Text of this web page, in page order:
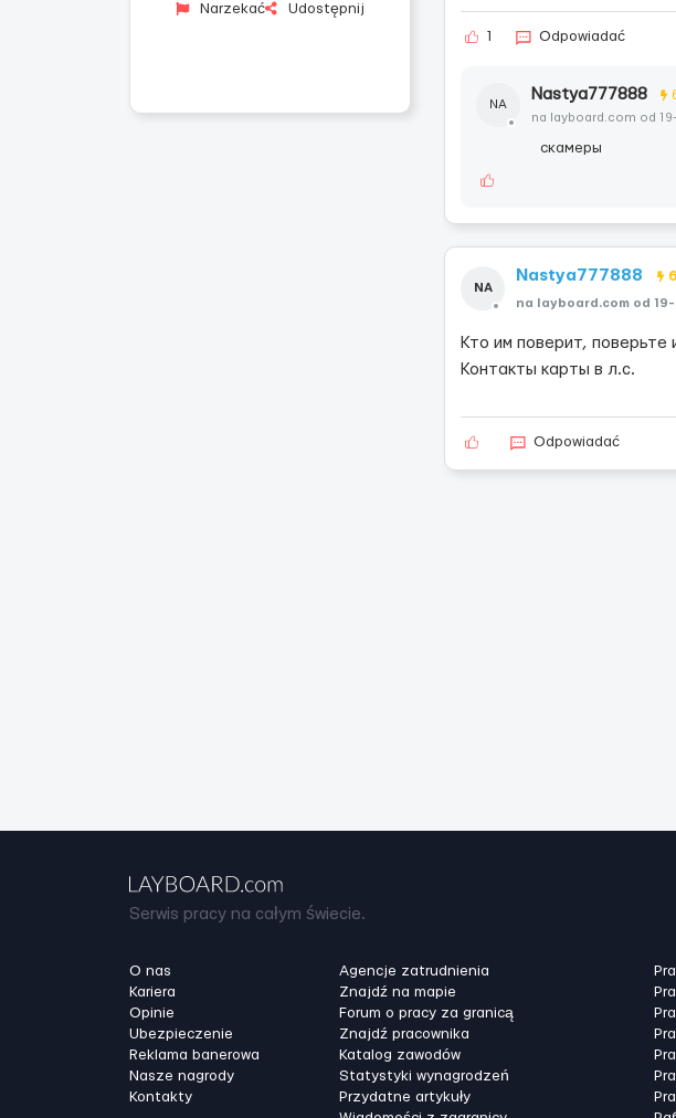
Narzekać
Udostępnij
1 Odpowiadać
NA
Nastya777888
na layboard.com od
скамеры
NA
Nastya777888
na layboard.com od
Кто им поверит,
Контакты карты в л.с.
Odpowiadać
Serwis pracy na całym świecie.
O nas
Kariera
Opinie
Ubezpieczenie
Reklama banerowa
Nasze nagrody
Kontakty
Agencje zatrudnienia
Znajdź na mapie
Forum o pracy za granicą
Znajdź pracownika
Katalog zawodów
Statystyki wynagrodzeń
Przydatne artykuły